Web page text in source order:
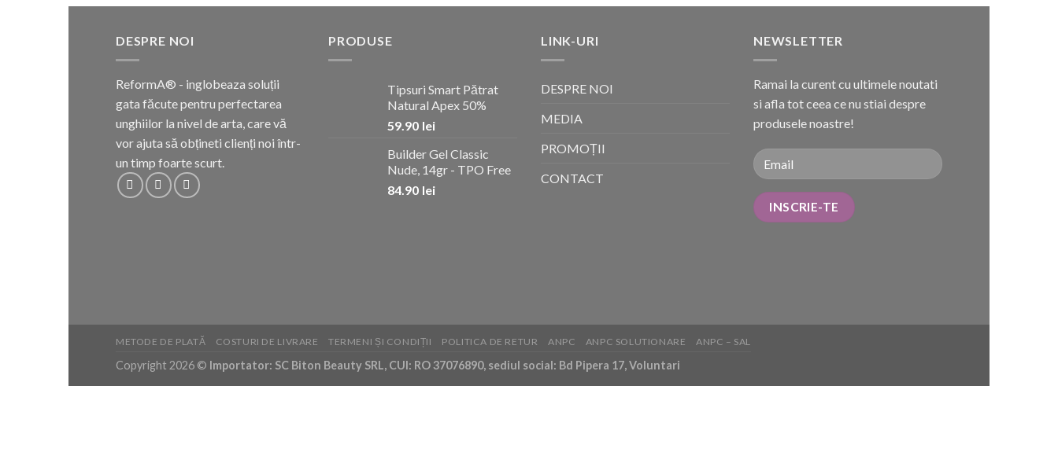
DESPRE NOI
ReformA® - inglobeaza soluții
gata făcute pentru perfectarea
unghiilor la nivel de arta, care vă
vor ajuta să obțineti clienți noi într-
un timp foarte scurt.
PRODUSE
Tipsuri Smart Pătrat
Natural Apex 50%
59.90 lei
Builder Gel Classic
Nude, 14gr - TPO Free
84.90 lei
LINK-URI
DESPRE NOI
MEDIA
PROMOȚII
CONTACT
NEWSLETTER
Ramai la curent cu ultimele noutati
si afla tot ceea ce nu stiai despre
produsele noastre!
METODE DE PLATĂ COSTURI DE LIVRARE TERMENI ȘI CONDIȚII POLITICA DE RETUR ANPC ANPC SOLUTIONARE ANPC – SAL
Copyright 2026 © Importator: SC Biton Beauty SRL, CUI: RO 37076890, sediul social: Bd Pipera 17, Voluntari